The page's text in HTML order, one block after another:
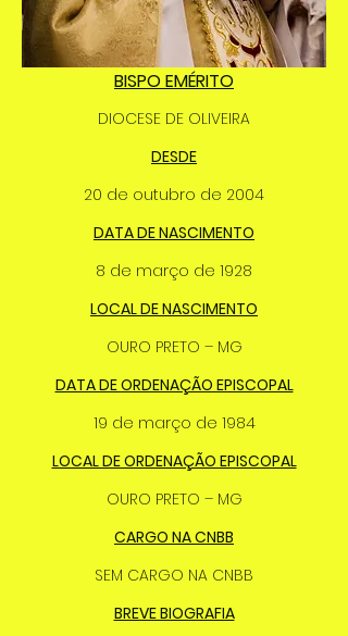
BISPO EMÉRITO
DIOCESE DE OLIVEIRA
DESDE
20 de outubro de 2004
DATA DE NASCIMENTO
8 de março de 1928
LOCAL DE NASCIMENTO
OURO PRETO – MG
DATA DE ORDENAÇÃO EPISCOPAL
19 de março de 1984
LOCAL DE ORDENAÇÃO EPISCOPAL
OURO PRETO – MG
CARGO NA CNBB
SEM CARGO NA CNBB
BREVE BIOGRAFIA